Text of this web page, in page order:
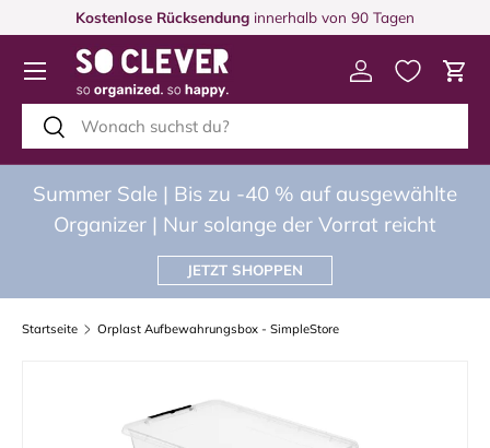
DIREKT ZUM INHALT
Kostenlose Rücksendung innerhalb von 90 Tagen
Suchen
Suchen
Einloggen
Menü
Summer Sale | Bis zu -40 % auf ausgewählte
Organizer | Nur solange der Vorrat reicht
JETZT SHOPPEN
Startseite Orplast Aufbewahrungsbox - SimpleStore